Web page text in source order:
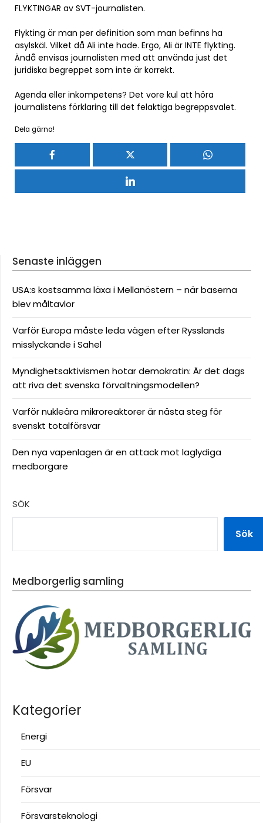
FLYKTINGAR av SVT-journalisten.
Flykting är man per definition som man befinns ha
asylskäl. Vilket då Ali inte hade. Ergo, Ali är INTE flykting.
Ändå envisas journalisten med att använda just det
juridiska begreppet som inte är korrekt.
Agenda eller inkompetens? Det vore kul att höra
journalistens förklaring till det felaktiga begreppsvalet.
Dela gärna!
Senaste inläggen
USA:s kostsamma läxa i Mellanöstern – när baserna
blev måltavlor
Varför Europa måste leda vägen efter Rysslands
misslyckande i Sahel
Myndighetsaktivismen hotar demokratin: Är det dags
att riva det svenska förvaltningsmodellen?
Varför nukleära mikroreaktorer är nästa steg för
svenskt totalförsvar
Den nya vapenlagen är en attack mot laglydiga
medborgare
SÖK
Sök
Medborgerlig samling
Kategorier
Energi
EU
Försvar
Försvarsteknologi